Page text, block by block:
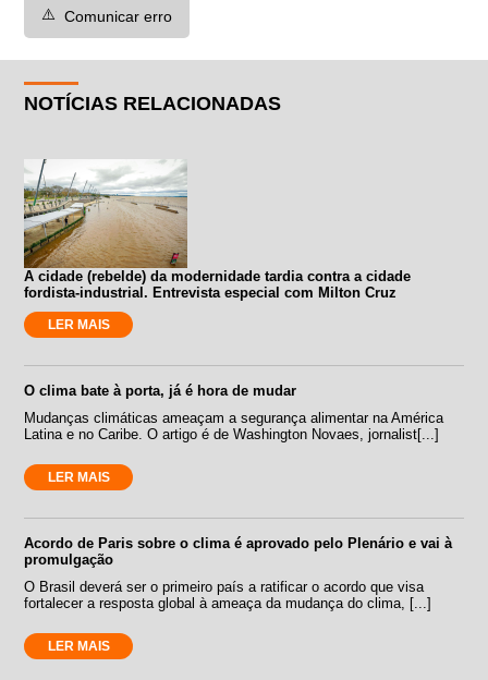
⚠️ Comunicar erro
NOTÍCIAS RELACIONADAS
A cidade (rebelde) da modernidade tardia contra a cidade
fordista-industrial. Entrevista especial com Milton Cruz
LER MAIS
O clima bate à porta, já é hora de mudar
Mudanças climáticas ameaçam a segurança alimentar na América
Latina e no Caribe. O artigo é de Washington Novaes, jornalist[...]
LER MAIS
Acordo de Paris sobre o clima é aprovado pelo Plenário e vai à
promulgação
O Brasil deverá ser o primeiro país a ratificar o acordo que visa
fortalecer a resposta global à ameaça da mudança do clima, [...]
LER MAIS